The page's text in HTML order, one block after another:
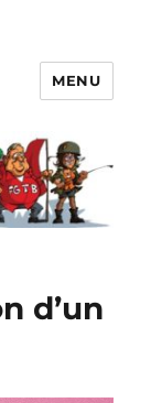
MENU
d’un